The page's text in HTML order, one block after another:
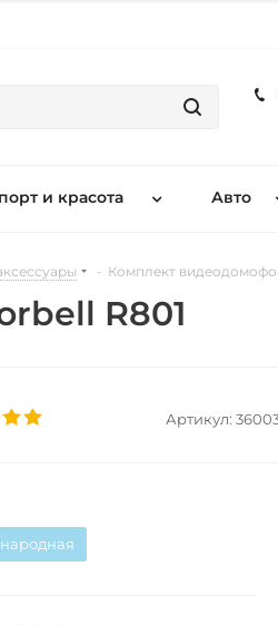
и красота Авто
- Комплект
R801
Артикул: